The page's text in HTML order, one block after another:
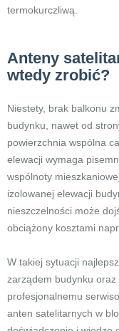
termokurczliwą.
Anteny
wtedy zrobić?
Niestety, brak balkonu
budynku, nawet od
powierzchnia wspólna
elewacji wymaga
wspólnoty
izolowanej elewacji
nieszczelności może
obciążony kosztami
W takiej sytuacji
zarządem budynku
profesjonalnemu
anten satelitarnych w